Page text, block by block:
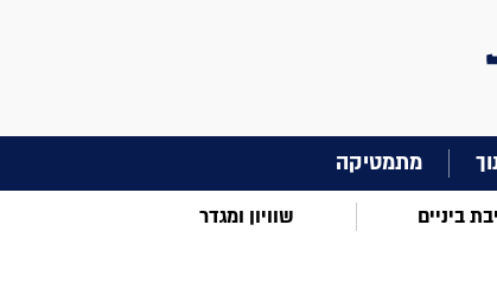
מתמטיקה
ביניים שוויון ומגדר